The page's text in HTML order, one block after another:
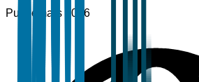
Publié mars 2026